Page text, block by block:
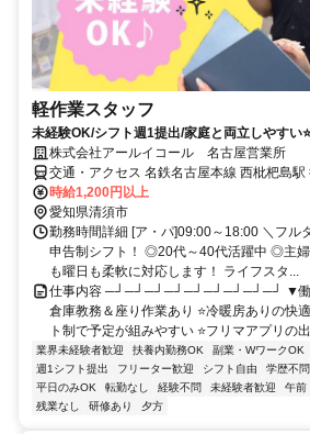
軽作業スタッフ
未経験OK/シフト週1提出/家庭と両立しやすい
株式会社アールイコール 名古屋営業所
交通・アクセス 名鉄名古屋本線 西枇杷島駅
東枇杷島駅 徒歩8分 東海道本線 名古屋駅
時給1,200円以上
愛知県清須市
勤務時間詳細 [ア・パ]09:00～18:00 ＼フル
申告制シフト！ ◎20代～40代活躍中 ◎主
も曜日も柔軟に対応します！ ライフスタ...
仕事内容 ─┘─┘─┘─┘─┘─┘─┘─┘─┘ ▼働
倉庫教務＆座り作業あり ⭐️冷暖房ありの快
ト制で予定が組みやすい ⭐️フリマアプリの出
業界未経験者歓迎 扶養内勤務OK 副業・WワークOK
週1シフト提出
フリーター歓迎 シフト自由 学歴不問
平日のみOK
転勤なし 経験不問 未経験者歓迎 午前
残業なし
研修あり 夕方